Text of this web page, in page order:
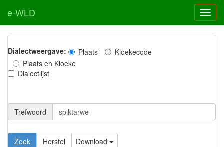
e-WLD
Dialectweergave: Plaats
Kloekecode
Plaats en Kloeke
Dialectlijst
Trefwoord
Download